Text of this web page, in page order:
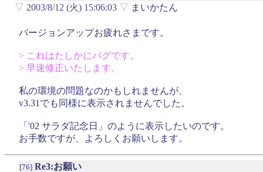
▽ 2003/8/12 (火) 15:06:03 ▽ まいかたん
バージョンアップお疲れさまです。
> これはたしかにバグです。
> 早速修正いたします。
私の環境の問題なのかもしれませんが、
v3.31でも同様に表示されませんでした。
「'02 サラダ記念日」のように表示したいのです。
お手数ですが、よろしくお願いします。
[76] Re3:お願い